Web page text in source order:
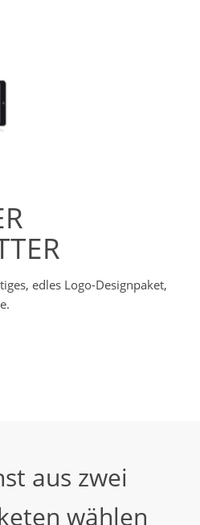
edles Logo-Designpaket,
aus zwei
wählen